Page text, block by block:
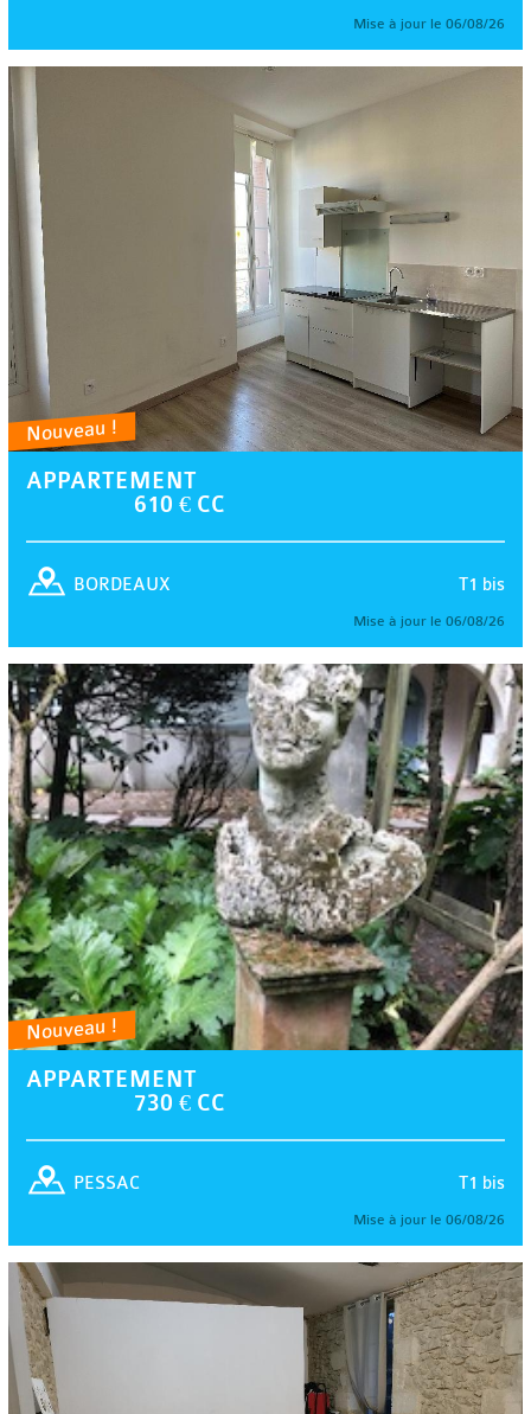
Mise à jour le 06/08/26
Nouveau !
APPARTEMENT
610 € CC
T1 bis
BORDEAUX
Mise à jour le 06/08/26
Nouveau !
APPARTEMENT
730 € CC
T1 bis
PESSAC
Mise à jour le 06/08/26